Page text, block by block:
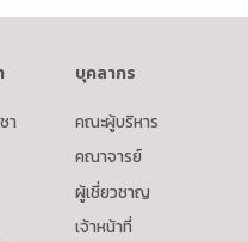
า
บุคลากร
คณะผู้บริหาร
คณาจารย์
ผู้เชี่ยวชาญ
เจ้าหน้าที่